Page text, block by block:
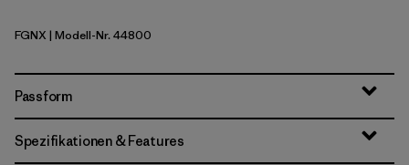
Forge Grey - Noble Grey X-Dye
FGNX | Modell-Nr. 44800
Passform
Spezifikationen & Features